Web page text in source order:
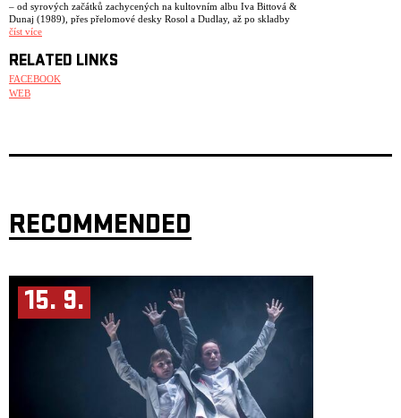
– od syrových začátků zachycených na kultovním albu Iva Bittová &
Dunaj (1989), přes přelomové desky Rosol a Dudlay, až po skladby
z oceňovaného návratového alba Za vodou (2022) a novinky Mňau
Ostřanského a Pavla Koudelky doplňuje výrazná zpěvačka Jana
Vébrová, potvrzuje, že jejich hudba postavená na hypnotických
rytmech, precizní souhře a silné emotivnosti neztratila nic ze své
naléhavosti ani po čtyřiceti letech. Přijďte zažít koncert jedné
číst více
RELATED LINKS
FACEBOOK
WEB
RECOMMENDED
15. 9.